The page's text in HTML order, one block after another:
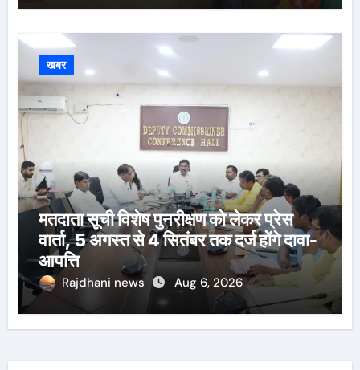
खबर
मतदाता सूची विशेष पुनरीक्षण को लेकर प्रेस
वार्ता, 5 अगस्त से 4 सितंबर तक दर्ज होंगे दावा-
आपत्ति
Rajdhani news Aug 6, 2026